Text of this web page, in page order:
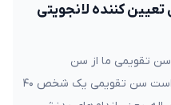
کننده لانجویتی
سن تقویمی ما از سن
بیولوژیک‌مان مجزا است. مثلا ممکن است سن تقویمی یک شخص ۴۰